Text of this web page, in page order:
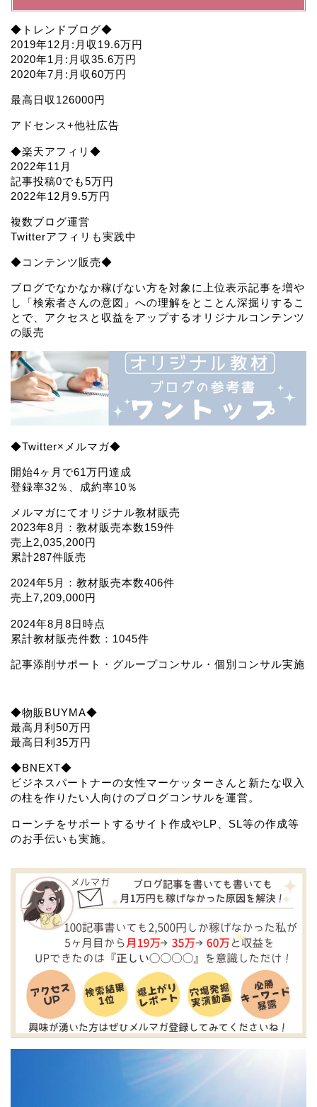
◆トレンドブログ◆
2019年12月:月収19.6万円
2020年1月:月収35.6万円
2020年7月:月収60万円
最高日収126000円
アドセンス+他社広告
◆楽天アフィリ◆
2022年11月
記事投稿0でも5万円
2022年12月9.5万円
複数ブログ運営
Twitterアフィリも実践中
◆コンテンツ販売◆
ブログでなかなか稼げない方を対象に上位表示記事を増や
し「検索者さんの意図」への理解をとことん深掘りするこ
とで、アクセスと収益をアップするオリジナルコンテンツ
の販売
◆Twitter×メルマガ◆
開始4ヶ月で61万円達成
登録率32％、成約率10％
メルマガにてオリジナル教材販売
2023年8月：教材販売本数159件
売上2,035,200円
累計287件販売
2024年5月：教材販売本数406件
売上7,209,000円
2024年8月8日時点
累計教材販売件数：1045件
記事添削サポート・グループコンサル・個別コンサル実施
◆物販BUYMA◆
最高月利50万円
最高日利35万円
◆BNEXT◆
ビジネスパートナーの女性マーケッターさんと新たな収入
の柱を作りたい人向けのブログコンサルを運営。
ローンチをサポートするサイト作成やLP、SL等の作成等
のお手伝いも実施。